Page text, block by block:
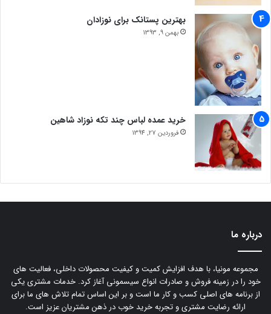
بهترین پستانک برای نوزادان
بهمن 9, 1393
خرید عمده لباس چند تکه نوزاد شاهین
فروردین 27, 1394
درباره ما
مجموعه مونیا، با هدف افزایش کمیت و کیفیت محصولات داخلی، فعالیت های
خود را در زمینه فروش و صادرات انواع سیسمونی آغاز کرد. خدمات مشتری یکی
از برنامه های اصلی کسب و کار ما است و بر این اساس تمام تلاش های ما برای
ارائه رضایت مشتری و تجربه خرید خوب در ذهن مشتریان عزیز است.